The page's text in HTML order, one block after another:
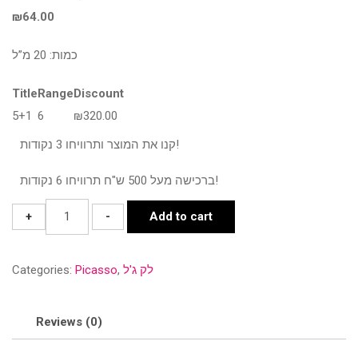
₪64.00
כמות: 20 מ”ל
TitleRangeDiscount
5+1 6 ₪320.00
קנו את המוצר ותרוויחו 3 נקודות!
ברכישה מעל 500 ש"ח תרוויחו 6 נקודות!
+
134
- Add to cart
Categories: Picasso, לק ג'ל
Reviews (0)